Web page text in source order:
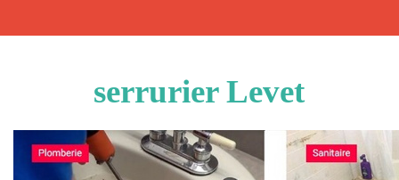
serrurier Levet